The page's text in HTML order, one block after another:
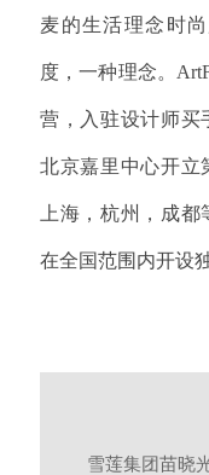
麦的生活理念时
度，一种理念。
营，入驻设计师买
北京嘉里中心开立
上海，杭州，成
在全国范围内开设